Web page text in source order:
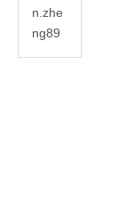
n.zhe
ng89